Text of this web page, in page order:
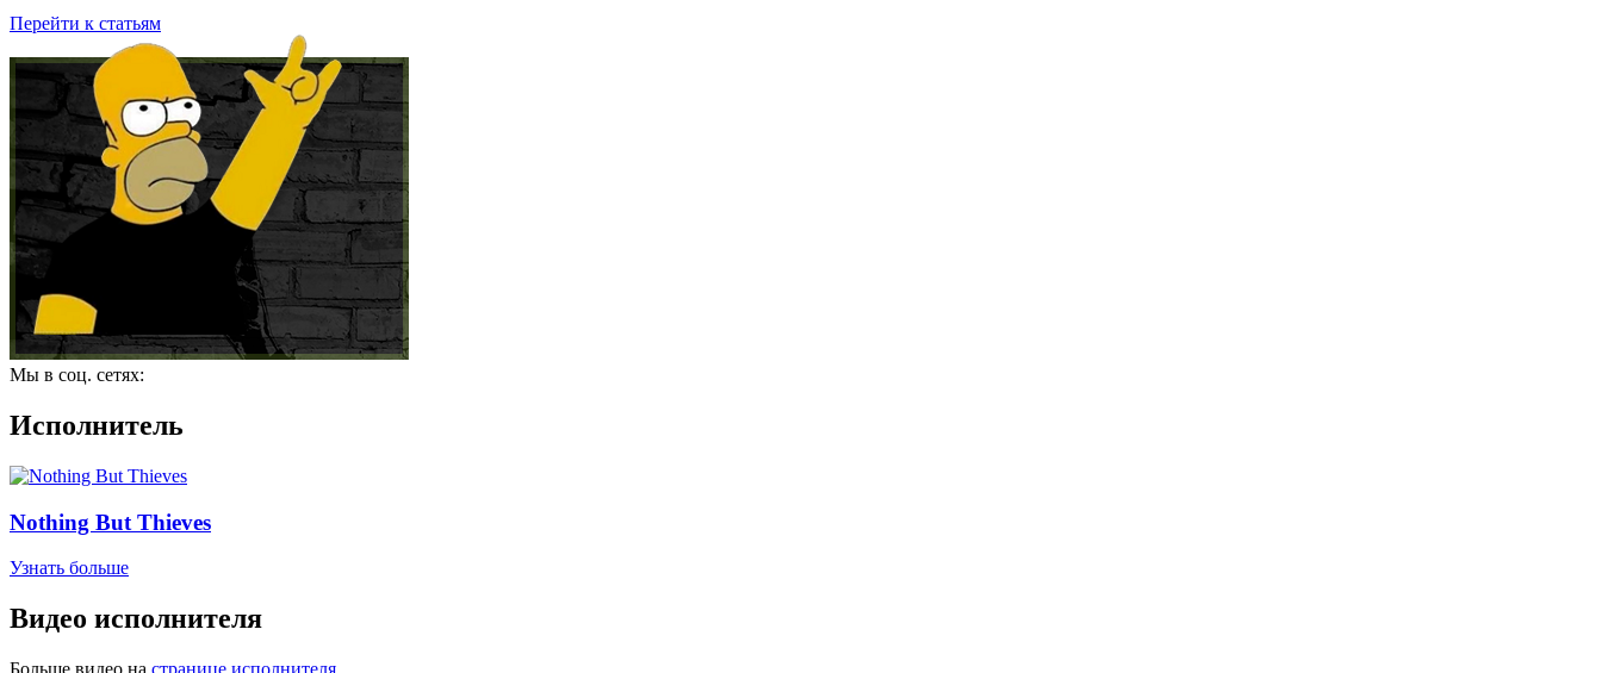
Перейти к статьям
Мы в соц. сетях:
Исполнитель
Nothing But Thieves
Узнать больше
Видео исполнителя
Больше видео на странице исполнителя